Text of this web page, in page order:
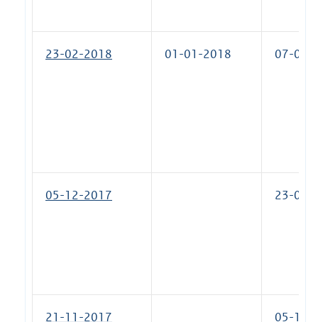
23-02-2018 01-01-2018 07-06-
05-12-2017 23-02-
21-11-2017 05-12-